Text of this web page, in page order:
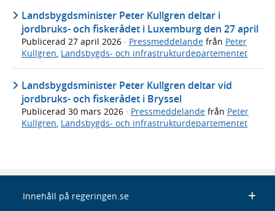
Landsbygdsminister Peter Kullgren deltar i
jordbruks- och fiskerådet i Luxemburg den 27 april
Publicerad 27 april 2026 · Pressmeddelande från Peter
Kullgren, Landsbygds- och infrastrukturdepartementet
Landsbygdsminister Peter Kullgren deltar vid
jordbruks- och fiskerådet i Bryssel
Publicerad 30 mars 2026 · Pressmeddelande från Peter
Kullgren Landsbygds- och infrastrukturdepartementet
Innehåll på regeringen.se